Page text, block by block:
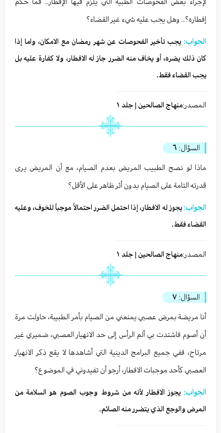
إفطاره؟.. وهل يجب عليه شيء غير القضاء؟
الجواب: يجب تأخير الفحوصات عن شهر رمضان مع الامكان، واما إذا
كان ذلك يضره، أو يخاف منه الضرر جاز له الافطار، ولا كفارة عليه بل
يجب القضاء فقط.
المصدر:منهاج الصالحين | جلد ١
السؤال: ٦
ماذا لو نصح الطبيب المريض بعدم الصيام، مع أن المريض يرى
قدرته التامة على الصيام بدون أثر ظاهر على الأقل؟
الجواب:يجوز له الافطار، إذا احتمل الضرر احتمالاً موجباً للخوف، وعليه
القضاء فقط.
المصدر:منهاج الصالحين | جلد ١
السؤال: ٧
أنا مريضة بمرض عصبي يمنعني من الصيام بأمر الطبيبة، حاولت مرة
أن أصوم فاشتدت بي ألم الرأس إلى حد الانهيار العصبي، ضميري غير
مرتاح، ففي جميع البرامج الدينية التي أشاهدها لا يقع ذكر الانهيار
العصبي كأحد موجبات الافطار، أرجو أن تفيدوني في الموضوع؟
الجواب:یجوز الافطار لأنه من شروط وجوب الصوم هو السلامة من
المرض والوجع الذي يتضرر منه الصائم.